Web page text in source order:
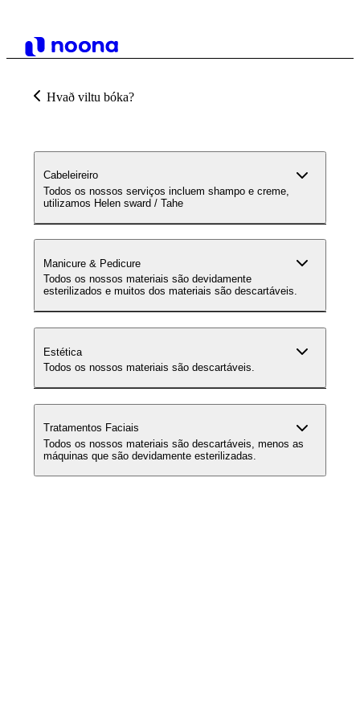
Hvað viltu bóka?
Cabeleireiro
Todos os nossos serviços incluem shampo e creme,
utilizamos Helen sward / Tahe
Manicure & Pedicure
Todos os nossos materiais são devidamente
esterilizados e muitos dos materiais são descartáveis.
Estética
Todos os nossos materiais são descartáveis.
Tratamentos Faciais
Todos os nossos materiais são descartáveis, menos as
máquinas que são devidamente esterilizadas.